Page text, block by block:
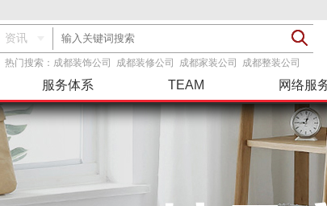
资讯
热门搜索： 成都装饰公司 成都装修公司 成都家装公司 成都整装公司
联系我们
在建工地
服务体系
基装 整装
TEAM 网络服
工具服务
报价 三方